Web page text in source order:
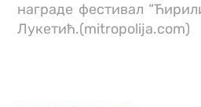
награде фестивал
Лукетић.(mitropolija.com)